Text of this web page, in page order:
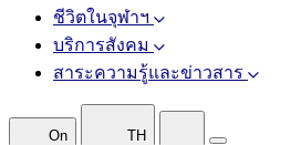
ชีวิตในจุฬาฯ
บริการสังคม
สาระความรู้และข่าวสาร
On TH